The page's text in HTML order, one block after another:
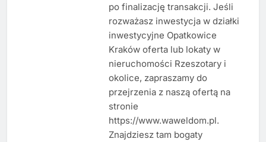
po finalizację transakcji. Jeśli
rozważasz inwestycja w działki
inwestycyjne Opatkowice
Kraków oferta lub lokaty w
nieruchomości Rzeszotary i
okolice, zapraszamy do
przejrzenia z naszą ofertą na
stronie
https://www.waweldom.pl.
Znajdziesz tam bogaty